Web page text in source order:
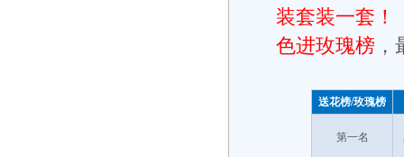
装套装一套！
色进玫瑰榜
送花榜/玫瑰榜
第一名